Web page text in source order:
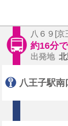
八６９[
約16分
出発地 北
八王子駅南